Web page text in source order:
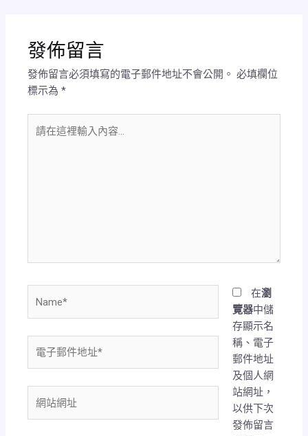
發佈留言
發佈留言必須填寫的電子郵件地址不會公開。 必填欄位
標示為*
在
子
地
站
在瀏
覽器中儲
存顯示名
稱、電子
郵件地址
及個人網
站網址，
以供下次
發佈留言